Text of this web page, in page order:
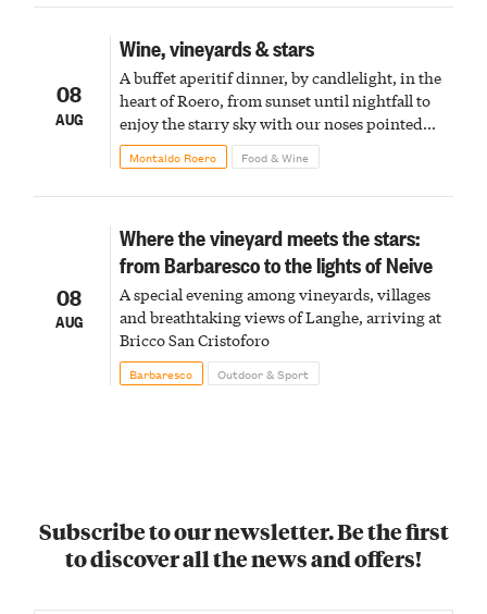
08
AUG
Wine, vineyards & stars
A buffet aperitif dinner, by candlelight, in the
heart of Roero, from sunset until nightfall to
enjoy the starry sky with our noses pointed
upward
Montaldo Roero Food & Wine
08
AUG
Where the vineyard meets the stars:
from Barbaresco to the lights of Neive
A special evening among vineyards, villages
and breathtaking views of Langhe, arriving at
Bricco San Cristoforo
Barbaresco Outdoor & Sport
Subscribe to our newsletter. Be the first
to discover all the news and offers!